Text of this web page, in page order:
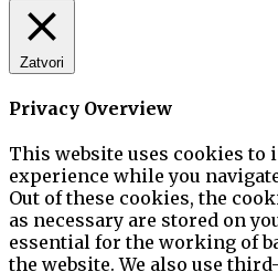
Zatvori
Privacy Overview
This website uses cookies to
experience while you
Out of these cookies, the
as necessary are stored on
essential for the working of
the website. We also use